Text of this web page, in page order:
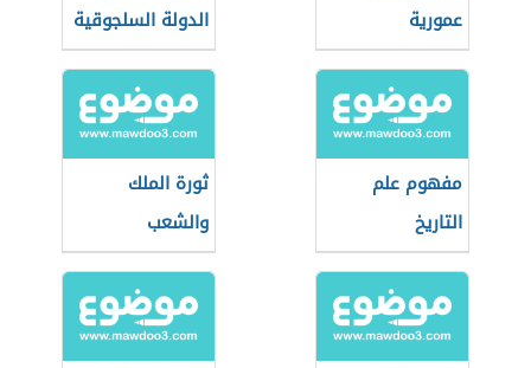
عمورية
الدولة السلجوقية
مفهوم علم
التاريخ
ثورة الملك
والشعب